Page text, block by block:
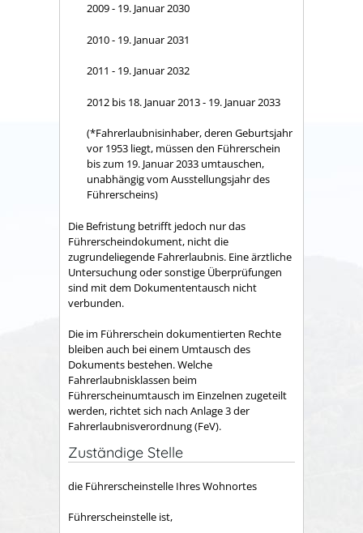
2009 - 19. Januar 2030
2010 - 19. Januar 2031
2011 - 19. Januar 2032
2012 bis 18. Januar 2013 - 19. Januar 2033
(*Fahrerlaubnisinhaber, deren Geburtsjahr
vor 1953 liegt, müssen den Führerschein
bis zum 19. Januar 2033 umtauschen,
unabhängig vom Ausstellungsjahr des
Führerscheins)
Die Befristung betrifft jedoch nur das
Führerscheindokument, nicht die
zugrundeliegende Fahrerlaubnis. Eine ärztliche
Untersuchung oder sonstige Überprüfungen
sind mit dem Dokumententausch nicht
verbunden.
Die im Führerschein dokumentierten Rechte
bleiben auch bei einem Umtausch des
Dokuments bestehen. Welche
Fahrerlaubnisklassen beim
Führerscheinumtausch im Einzelnen zugeteilt
werden, richtet sich nach Anlage 3 der
Fahrerlaubnisverordnung (FeV).
Zuständige Stelle
die Führerscheinstelle Ihres Wohnortes
Führerscheinstelle ist,